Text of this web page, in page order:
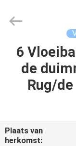
HUIS
ONS
Export
Co.,Ltd..
Reserved.6
de
Rug/
Plaats van
herkomst: